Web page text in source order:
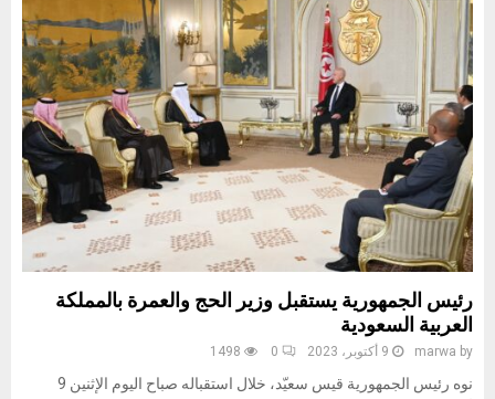
رئيس الجمهورية يستقبل وزير الحج والعمرة بالمملكة
العربية السعودية
by
marwa 9 أكتوبر، 2023 0
1498
نوه رئيس الجمهورية قيس سعيّد، خلال استقباله صباح اليوم الإثنين 9